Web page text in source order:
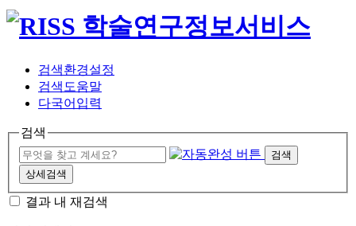
검색환경설정
검색도움말
다국어입력
검색
검색
상세검색
결과 내 재검색